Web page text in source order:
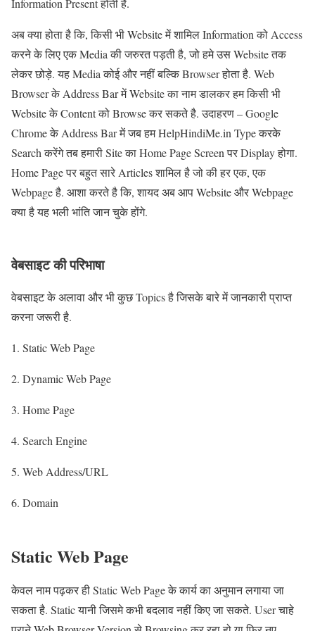
Information Present होती है.
अब क्या होता है कि, किसी भी Website में शामिल Information को Access
करने के लिए एक Media की जरुरत पड़ती है, जो हमे उस Website तक
लेकर छोड़े. यह Media कोई और नहीं बल्कि Browser होता है. Web
Browser के Address Bar में Website का नाम डालकर हम किसी भी
Website के Content को Browse कर सकते है. उदाहरण – Google
Chrome के Address Bar में जब हम HelpHindiMe.in Type करके
Search करेंगे तब हमारी Site का Home Page Screen पर Display होगा.
Home Page पर बहुत सारे Articles शामिल है जो की हर एक, एक
Webpage है. आशा करते है कि, शायद अब आप Website और Webpage
क्या है यह भली भांति जान चुके होंगे.
वेबसाइट की परिभाषा
वेबसाइट के अलावा और भी कुछ Topics है जिसके बारे में जानकारी प्राप्त
करना जरूरी है.
1. Static Web Page
2. Dynamic Web Page
3. Home Page
4. Search Engine
5. Web Address/URL
6. Domain
Static Web Page
केवल नाम पढ़कर ही Static Web Page के कार्य का अनुमान लगाया जा
सकता है. Static यानी जिसमे कभी बदलाव नहीं किए जा सकते. User चाहे